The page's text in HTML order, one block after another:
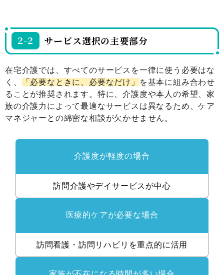
2-2 サービス選択の主要部分
在宅介護では、すべてのサービスを一律に使う必要はな
く、
「必要なときに、必要なだけ」
を基本に組み合わせ
ることが推奨されます。特に、介護度や本人の希望、家
族の介護力によって最適なサービスは異なるため、ケア
マネジャーとの綿密な相談が欠かせません。
介護度が軽度の場合
訪問介護やデイサービスが中心
医療的ケアが必要な場合
訪問看護・ 訪問リハビリを重点的に活用